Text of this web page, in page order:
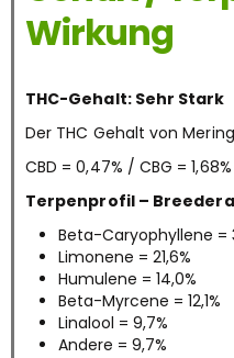
Wirkung
THC-Gehalt: Sehr Stark
Der THC Gehalt von
CBD = 0,47% / CBG =
Terpenprofil –
Beta-Caryophyllene =
Limonene = 21,6%
Humulene = 14,0%
Beta-Myrcene = 12,1%
Linalool = 9,7%
Andere = 9,7%